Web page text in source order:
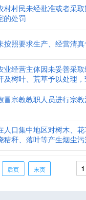
管理局
局
卖局
镇
店镇
镇
村村民未经批准或者采
的处罚
按照要求生产、经营清
业经营主体因未妥善采
及树叶、荒草予以处理
冒宗教教职人员进行宗
人口集中地区对树木、
秸秆、落叶等产生烟尘
后页 末页